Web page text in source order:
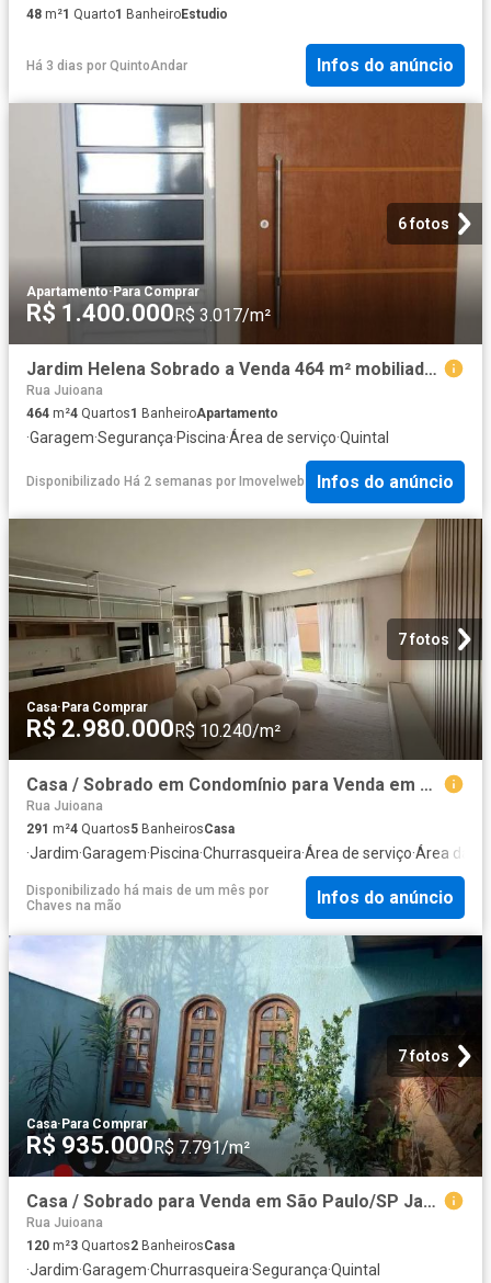
48 m²1 Quarto1 BanheiroEstudio
Há 3 dias por QuintoAndar Infos do anúncio
6 fotos
Apartamento·Para Comprar
R$ 1.400.000R$ 3.017/m²
Jardim Helena Sobrado a Venda 464 m² mobiliado, 4 Dormitórios sendo 1 Suíte, 10 Vagas
Rua Juioana
464 m²4 Quartos1 BanheiroApartamento
·Garagem·Segurança·Piscina·Área de serviço·Quintal
Disponibilizado Há 2 semanas por Imovelweb Infos do anúncio
7 fotos
Casa· Para Comprar
R$ 2.980.000 R$ 10.240/m²
Casa / Sobrado em Condomínio para Venda em São Paulo/SP Jardim Prudência 4 Quartos
Rua Juioana
291 m²4 Quartos5 BanheirosCasa
·Jardim·Garagem·Piscina·Churrasqueira·Área de serviço·Área das
Disponibilizado há mais de um mês por
Chaves na mão
Infos do anúncio
7 fotos
Casa·Para Comprar
R$ 935.000R$ 7.791/m²
Casa / Sobrado para Venda em São Paulo/SP Jardim Alto Pedroso 3 Quartos
Rua Juioana
120 m²3 Quartos2 BanheirosCasa
·Jardim·Garagem·Churrasqueira·Segurança·Quintal